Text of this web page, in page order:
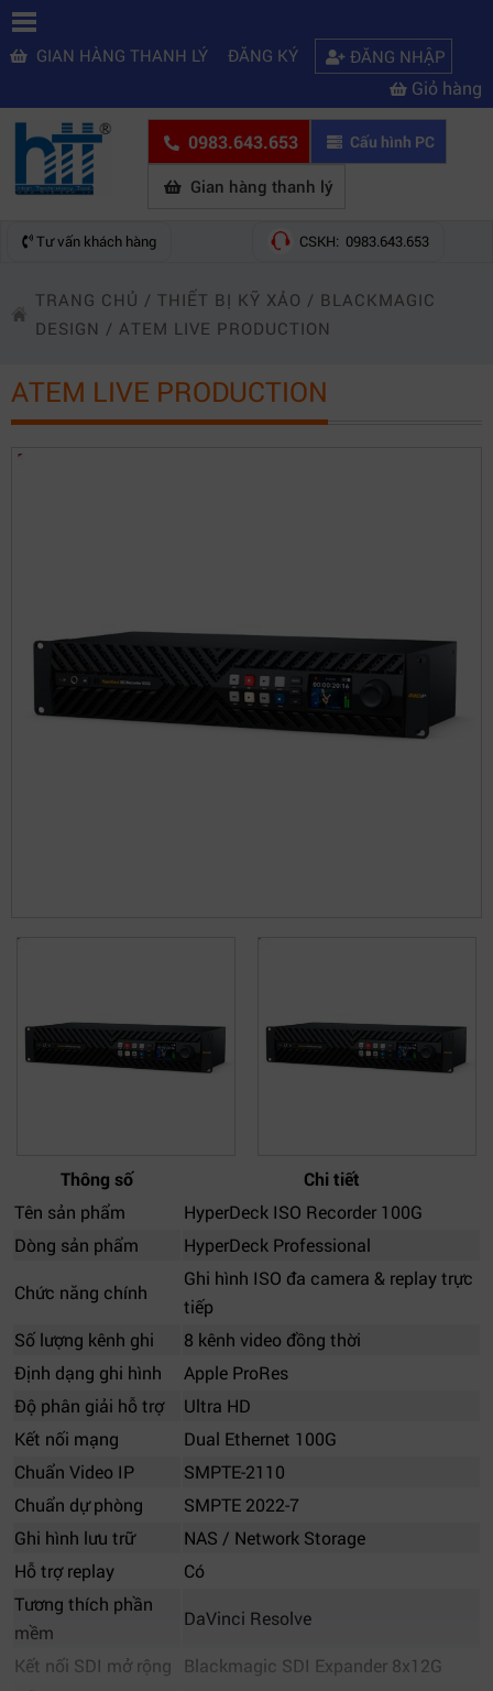
GIAN HÀNG THANH LÝ ĐĂNG KÝ ĐĂNG NHẬP
Giỏ hàng
0983.643.653 Cấu hình PC
Gian hàng thanh lý
Tư vấn khách hàng CSKH: 0983.643.653
TRANG CHỦ / THIẾT BỊ KỸ XẢO / BLACKMAGIC
DESIGN / ATEM LIVE PRODUCTION
ATEM LIVE PRODUCTION
Thông số
Chi tiết
Tên sản phẩm
HyperDeck ISO Recorder 100G
Dòng sản phẩm
HyperDeck Professional
Chức năng chính
Ghi hình ISO đa camera & replay trực
tiếp
Số lượng kênh ghi
8 kênh video đồng thời
Định dạng ghi hình
Apple ProRes
Độ phân giải hỗ trợ
Ultra HD
Kết nối mạng
Dual Ethernet 100G
Chuẩn Video IP
SMPTE-2110
Chuẩn dự phòng
SMPTE 2022-7
Ghi hình lưu trữ
NAS / Network Storage
Hỗ trợ replay
Có
Tương thích phần
mềm
DaVinci Resolve
Kết nối SDI mở rộng
Blackmagic SDI Expander 8x12G